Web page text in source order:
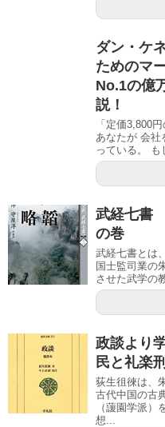
ダン・ケ
ためのマ
No.1の億
説！
「定価3,800
あなたが 会社
っている。 も
武経七書
の巻
武経七書とは
国士監司業の
させた武学の
政談より
民と礼楽
荻生徂徠は、
古代中国の古
（蘐園学派
想...